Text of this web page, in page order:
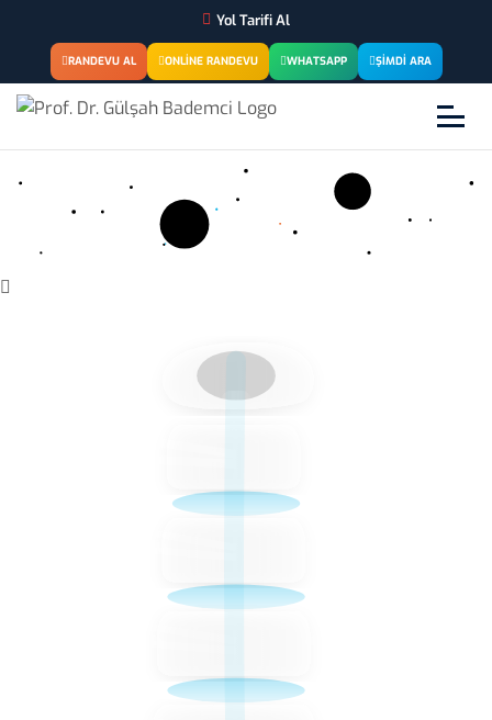
Yol Tarifi Al
RANDEVU AL ONLINE RANDEVU WHATSAPP ŞIMDI ARA